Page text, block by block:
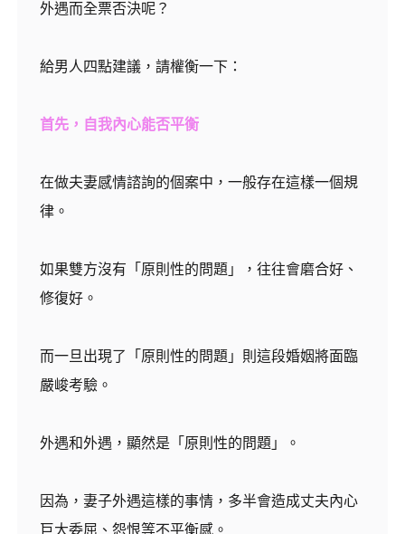
外遇而全票否決呢？
給男人四點建議，請權衡一下：
首先，自我內心能否平衡
在做夫妻感情諮詢的個案中，一般存在這樣一個規
律。
如果雙方沒有「原則性的問題」，往往會磨合好、
修復好。
而一旦出現了「原則性的問題」則這段婚姻將面臨
嚴峻考驗。
外遇和外遇，顯然是「原則性的問題」。
因為，妻子外遇這樣的事情，多半會造成丈夫內心
巨大委屈、怨恨等不平衡感。